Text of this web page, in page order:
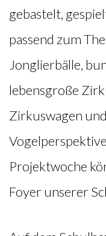
gebastelt,
passend zum
Jonglierbälle,
lebensgroße
Zirkuswagen
Projektwoche
Foyer unserer